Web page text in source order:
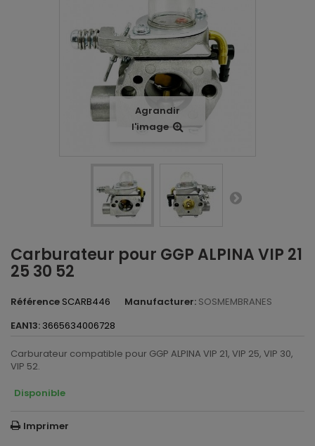
Agrandir
l'image
Carburateur pour GGP ALPINA VIP 21
25 30 52
Référence SCARB446 Manufacturer: SOSMEMBRANES
EAN13: 3665634006728
Carburateur compatible pour GGP ALPINA VIP 21, VIP 25, VIP 30,
VIP 52.
Disponible
Imprimer